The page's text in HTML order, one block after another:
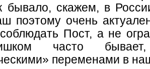
бывало, скажем, в
поэтому очень
Пост, а не
часто бывает,
переменами в